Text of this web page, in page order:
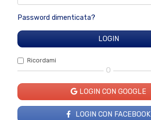
Password dimenticata?
Ricordami
O
LOGIN CON GOOGLE
LOGIN CON FACEBOOK